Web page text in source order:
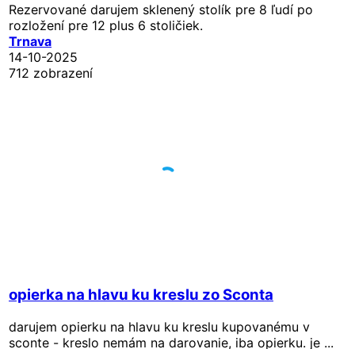
Rezervované darujem sklenený stolík pre 8 ľudí po
rozložení pre 12 plus 6 stoličiek.
Trnava
14-10-2025
712 zobrazení
opierka na hlavu ku kreslu zo Sconta
darujem opierku na hlavu ku kreslu kupovanému v
sconte - kreslo nemám na darovanie, iba opierku. je ...